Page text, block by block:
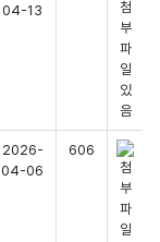
04-13
2026-
04-06
606